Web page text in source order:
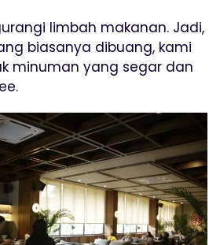
limbah makanan. Jadi,
biasanya dibuang, kami
minuman yang segar dan